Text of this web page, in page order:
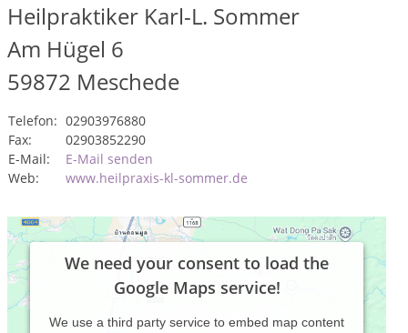
Heilpraktiker Karl-L. Sommer
Am Hügel 6
59872 Meschede
Telefon: 02903976880
Fax:
02903852290
E-Mail:
E-Mail senden
Web:
www.heilpraxis-kl-sommer.de
We need your consent to load the
Google Maps service!
We use a third party service to embed map content